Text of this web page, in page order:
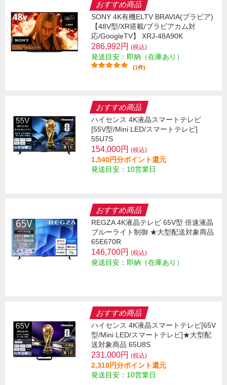
おすすめ商品
SONY 4K有機ELTV BRAVIA(ブラビア)
【48V型/XR搭載/ブラビアカム対
応/GoogleTV】 XRJ-48A90K
286,992円 (税込)
発送目安：即納（在庫あり）
(1件)
おすすめ商品
ハイセンス 4K液晶スマートテレビ
[55V型/Mini LED/スマートテレビ]
55U7S
154,000円 (税込)
1,540円分ポイント還元
発送目安：10営業日
おすすめ商品
REGZA 4K液晶テレビ 65V型 倍速液晶
ブルーライト制御 ★大型配送対象商品
65E670R
146,700円 (税込)
発送目安：即納（在庫あり）
おすすめ商品
ハイセンス 4K液晶スマートテレビ[65V
型/Mini LED/スマートテレビ]★大型配
送対象商品 65U8S
231,000円 (税込)
2,310円分ポイント還元
発送目安：10営業日